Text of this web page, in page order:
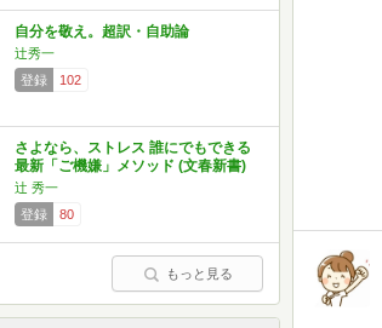
自分を敬え。超訳・自助論
辻秀一
登録
102
さよなら、ストレス 誰にでもできる
最新「ご機嫌」メソッド (文春新書)
辻 秀一
登録
80
もっと見る